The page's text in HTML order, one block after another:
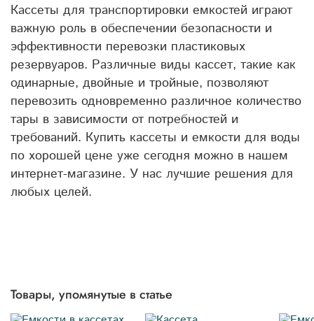
Кассеты для транспортировки емкостей играют
важную роль в обеспечении безопасности и
эффективности перевозки пластиковых
резервуаров. Различные виды кассет, такие как
одинарные, двойные и тройные, позволяют
перевозить одновременно различное количество
тары в зависимости от потребностей и
требований. Купить кассеты и емкости для воды
по хорошей цене уже сегодня можно в нашем
интернет-магазине. У нас лучшие решения для
любых целей.
Товары, упомянутые в статье